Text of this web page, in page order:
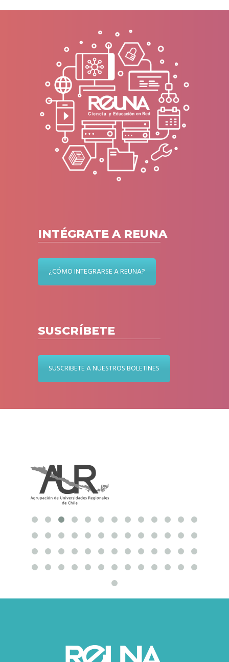
INTÉGRATE A REUNA
¿CÓMO INTEGRARSE A REUNA?
SUSCRÍBETE
SUSCRIBETE A NUESTROS BOLETINES